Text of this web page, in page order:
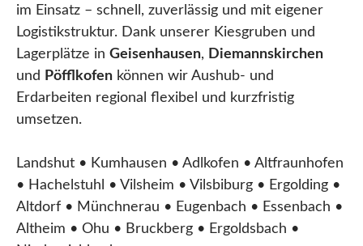
im Einsatz – schnell, zuverlässig und mit eigener
Logistikstruktur. Dank unserer Kiesgruben und
Lagerplätze in Geisenhausen, Diemannskirchen
und Pöfflkofen können wir Aushub- und
Erdarbeiten regional flexibel und kurzfristig
umsetzen.
Landshut • Kumhausen • Adlkofen • Altfraunhofen
• Hachelstuhl • Vilsheim • Vilsbiburg • Ergolding •
Altdorf • Münchnerau • Eugenbach • Essenbach •
Altheim • Ohu • Bruckberg • Ergoldsbach •